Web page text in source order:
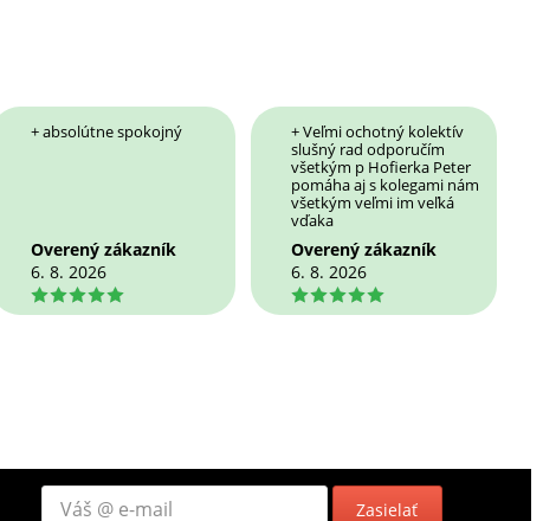
+ absolútne spokojný
Overený zákazník
6. 8. 2026
5
+ Veľmi ochotný kolektív
slušný rad odporučím
všetkým p Hofierka Peter
pomáha aj s kolegami nám
všetkým veľmi im veľká
vďaka
Overený zákazník
6. 8. 2026
5
Zasielať